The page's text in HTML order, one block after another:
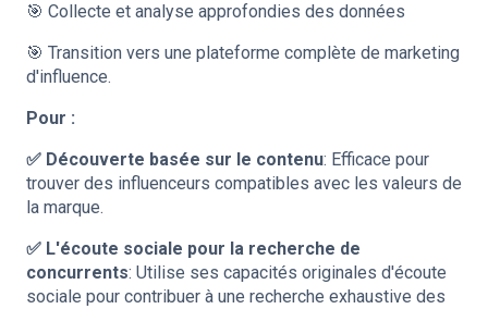
🎯 Collecte et analyse approfondies des données
🎯 Transition vers une plateforme complète de marketing
d'influence.
Pour :
✅ Découverte basée sur le contenu: Efficace pour
trouver des influenceurs compatibles avec les valeurs de
la marque.
✅ L'écoute sociale pour la recherche de
concurrents: Utilise ses capacités originales d'écoute
sociale pour contribuer à une recherche exhaustive des